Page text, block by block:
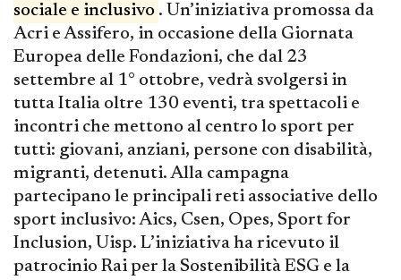
sociale e inclusivo . Un’iniziativa promossa da
Acri e Assifero, in occasione della Giornata
Europea delle Fondazioni, che dal 23
settembre al 1° ottobre, vedrà svolgersi in
tutta Italia oltre 130 eventi, tra spettacoli e
incontri che mettono al centro lo sport per
tutti: giovani, anziani, persone con disabilità,
migranti, detenuti. Alla campagna
partecipano le principali reti associative dello
sport inclusivo: Aics, Csen, Opes, Sport for
Inclusion, Uisp. L’iniziativa ha ricevuto il
patrocinio Rai per la Sostenibilità ESG e la